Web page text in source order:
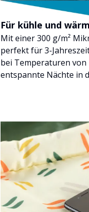
Für kühle und
Mit einer 300 g/m²
perfekt für 3-
bei Temperaturen von
entspannte Nächte in